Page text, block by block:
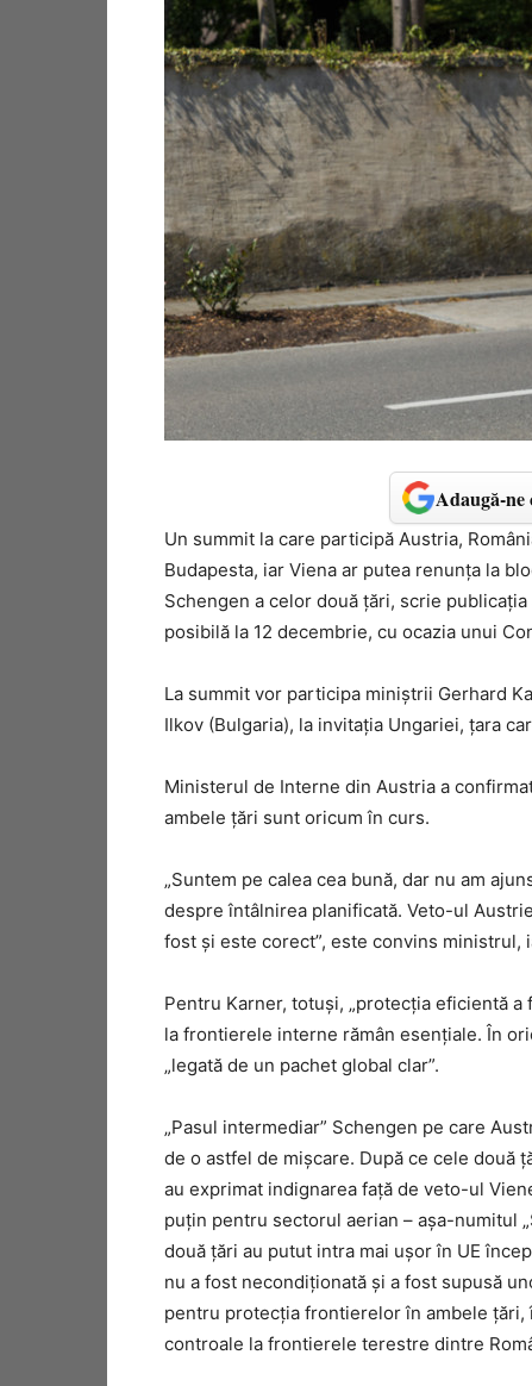
Adaugă-ne
Un summit la care participă Austria,
Budapesta, iar Viena ar putea renunța la
Schengen a celor două țări, scrie publicația
posibilă la 12 decembrie, cu ocazia unui
La summit vor participa miniștrii Gerhard
Ilkov (Bulgaria), la invitația Ungariei, țara
Ministerul de Interne din Austria a
ambele țări sunt oricum în curs.
„Suntem pe calea cea bună, dar nu am
despre întâlnirea planificată. Veto-ul
fost și este corect”, este convins
Pentru Karner, totuși, „protecția eficientă
la frontierele interne rămân esențiale. În
„legată de un pachet global clar”.
„Pasul intermediar” Schengen pe care
de o astfel de mișcare. După ce cele două
au exprimat indignarea față de veto-ul
puțin pentru sectorul aerian – așa-numitul
două țări au putut intra mai ușor în UE
nu a fost necondiționată și a fost supusă
pentru protecția frontierelor în ambele
controale la frontierele terestre dintre